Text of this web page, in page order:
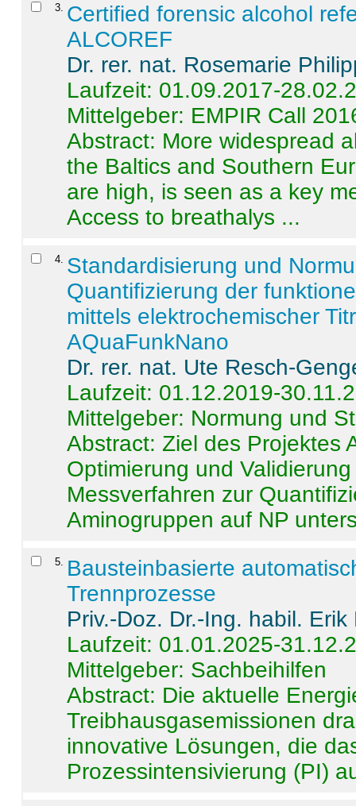
3 Certified forensic alcohol
ALCOREF
Dr. rer. nat. Rosemarie
Laufzeit: 01.09.2017-
Mittelgeber: EMPIR Call
Abstract: More widespread
the Baltics and Southern
are high, is seen as a key
Access to breathalys ...
4 Standardisierung und
Quantifizierung der
mittels elektrochemischer
AQuaFunkNano
Dr. rer. nat. Ute Resch-
Laufzeit: 01.12.2019-
Mittelgeber: Normung und
Abstract:Ziel des Projektes
Optimierung und
Messverfahren zur
Aminogruppen auf NP
5
Bausteinbasierte
Trennprozesse
Priv.-Doz. Dr.-Ing. habil. Erik
Laufzeit: 01.01.2025-
Mittelgeber: Sachbeihilfen
Abstract: Die aktuelle
Treibhausgasemissionen
innovative Lösungen, die
Prozessintensivierung (PI)